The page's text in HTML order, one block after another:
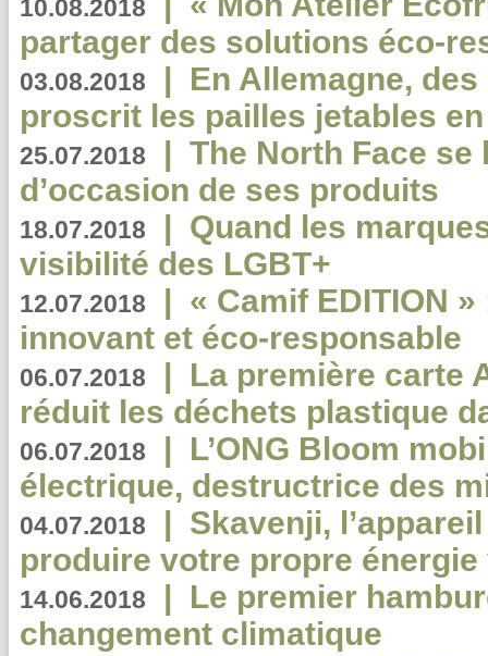
10.08.2018
partager des solutions éco-
03.08.2018 | En Allemagne,
proscrit les pailles jetables
25.07.2018 | The North Face se
d’occasion de ses produits
18.07.2018 | Quand les
visibilité des LGBT+
12.07.2018 | « Camif EDITION
innovant et éco-responsable
06.07.2018 | La première carte
réduit les déchets plastique
06.07.2018 | L’ONG Bloom
électrique, destructrice des
04.07.2018 | Skavenji,
produire votre propre
14.06.2018 | Le premier
changement climatique